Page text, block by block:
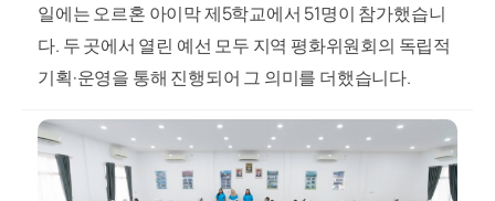
일에는 오르혼 아이막 제5학교에서 51명이 참가했습니
다. 두 곳에서 열린 예선 모두 지역 평화위원회의 독립적
기획·운영을 통해 진행되어 그 의미를 더했습니다.